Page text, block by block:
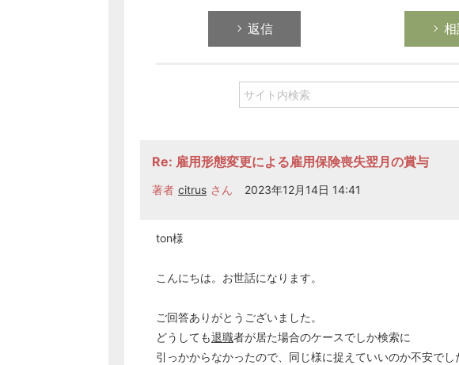
返信
Re: 雇用形態変更による雇用保険喪失翌月の賞与
著者 citrus さん 2023年12月14日 14:41
ton様
こんにちは。お世話になります。
ご回答ありがとうございました。
どうしても退職者が居た場合のケースでしか検索に
引っかからなかったので、同じ様に捉えていいのか不安でし